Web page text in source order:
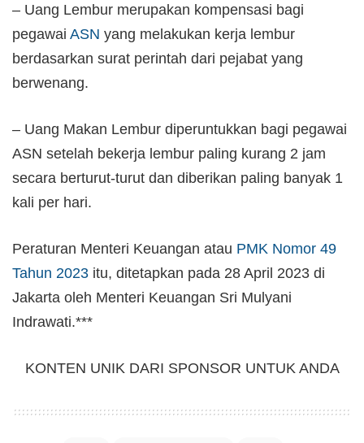
– Uang Lembur merupakan kompensasi bagi
pegawai ASN yang melakukan kerja lembur
berdasarkan surat perintah dari pejabat yang
berwenang.
– Uang Makan Lembur diperuntukkan bagi pegawai
ASN setelah bekerja lembur paling kurang 2 jam
secara berturut-turut dan diberikan paling banyak 1
kali per hari.
Peraturan Menteri Keuangan atau PMK Nomor 49
Tahun 2023 itu, ditetapkan pada 28 April 2023 di
Jakarta oleh Menteri Keuangan Sri Mulyani
Indrawati.***
KONTEN UNIK DARI SPONSOR UNTUK ANDA